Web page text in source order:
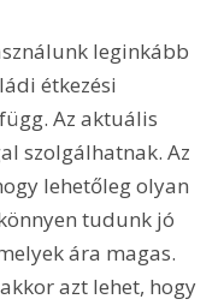
leginkább
étkezési
Az aktuális
szolgálhatnak. Az
lehetőleg olyan
tudunk jó
ára magas.
azt lehet, hogy